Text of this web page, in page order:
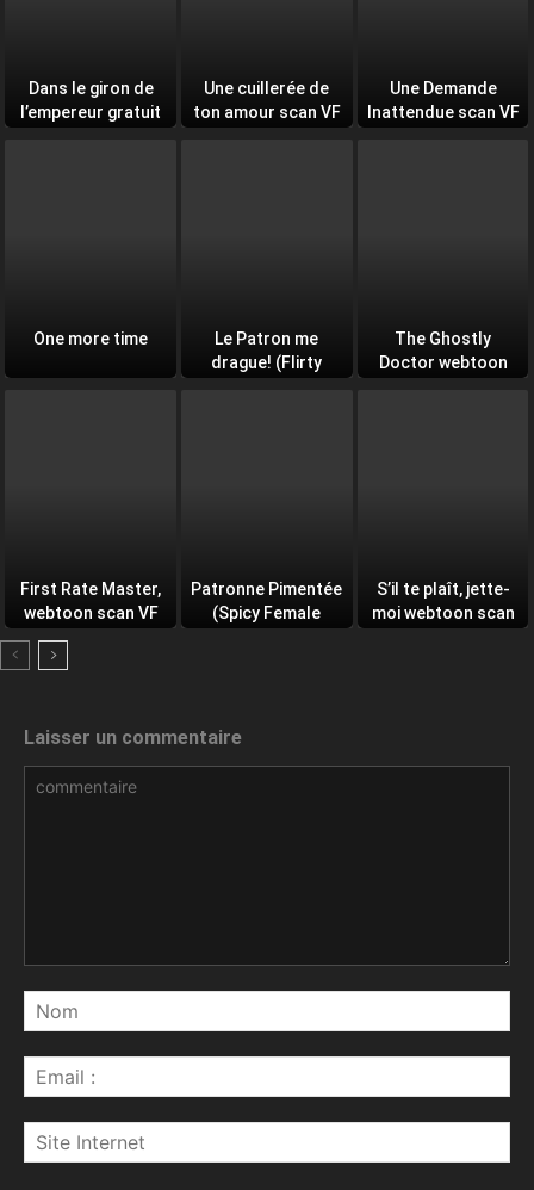
Dans le giron de
l’empereur gratuit
Une cuillerée de
ton amour scan VF
Une Demande
Inattendue scan VF
One more time
Le Patron me
drague! (Flirty
The Ghostly
Doctor webtoon
First Rate Master,
webtoon scan VF
Patronne Pimentée
(Spicy Female
S’il te plaît, jette-
moi webtoon scan
Laisser un commentaire